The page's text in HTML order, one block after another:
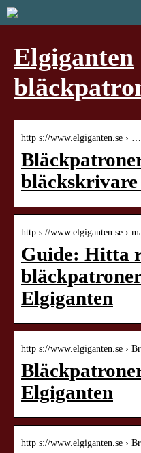
Elgiganten
http s://www.elgiganten.se ›
http s://www.elgiganten.se ›
Guide: Hitta
Elgiganten
http s://www.elgiganten.se ›
Elgiganten
http s://www.elgiganten.se ›